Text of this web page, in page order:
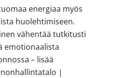
energiaa myös
huolehtimiseen.
vähentää tutkitusti
emotionaalista
– lisää
|